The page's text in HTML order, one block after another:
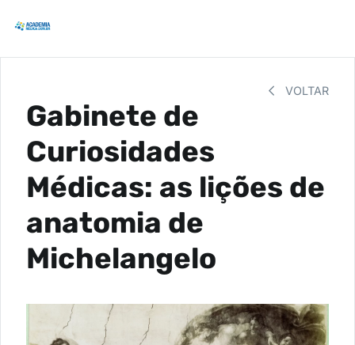
VOLTAR
Gabinete de
Curiosidades
Médicas: as lições de
anatomia de
Michelangelo